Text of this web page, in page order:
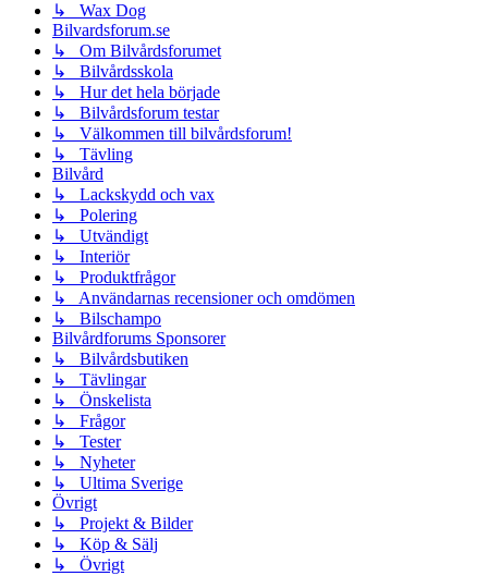
↳ Wax Dog
Bilvardsforum.se
↳ Om Bilvårdsforumet
↳ Bilvårdsskola
↳ Hur det hela började
↳ Bilvårdsforum testar
↳ Välkommen till bilvårdsforum!
↳ Tävling
Bilvård
↳ Lackskydd och vax
↳ Polering
↳ Utvändigt
↳ Interiör
↳ Produktfrågor
↳ Användarnas recensioner och omdömen
↳ Bilschampo
Bilvårdforums Sponsorer
↳ Bilvårdsbutiken
↳ Tävlingar
↳ Önskelista
↳ Frågor
↳ Tester
↳ Nyheter
↳ Ultima Sverige
Övrigt
↳ Projekt & Bilder
↳ Köp & Sälj
↳ Övrigt